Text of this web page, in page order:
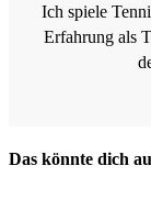
Ich spiele
Erfahrung als
Das könnte dich